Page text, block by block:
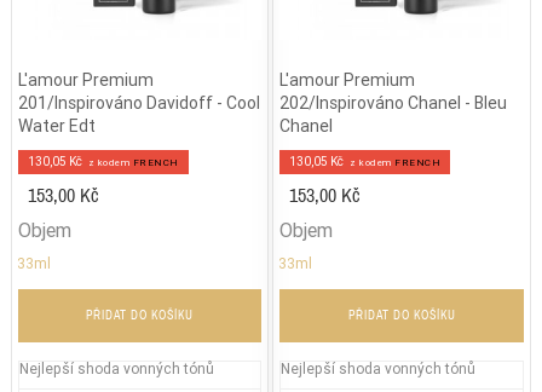
L'amour Premium
201/Inspirováno Davidoff - Cool
Water Edt
130,05 Kč z kodem FRENCH
153,00 Kč
Objem
33ml
PŘIDAT DO KOŠÍKU
Nejlepší shoda vonných tónů
L'amour Premium
202/Inspirováno Chanel - Bleu
Chanel
130,05 Kč z kodem FRENCH
153,00 Kč
Objem
33ml
PŘIDAT DO KOŠÍKU
Nejlepší shoda vonných tónů